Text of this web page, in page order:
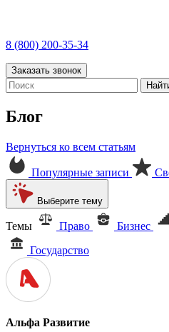
8 (800) 200-35-34
Заказать звонок
Блог
Вернуться ко всем статьям
Популярные записи
Выберите тему
Темы Право Бизнес
Государство
Альфа Развитие